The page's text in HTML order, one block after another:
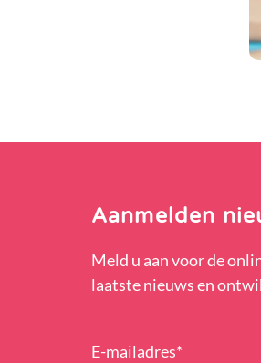
Aanmelden
Meld u aan voor de
laatste nieuws en
E-mailadres*